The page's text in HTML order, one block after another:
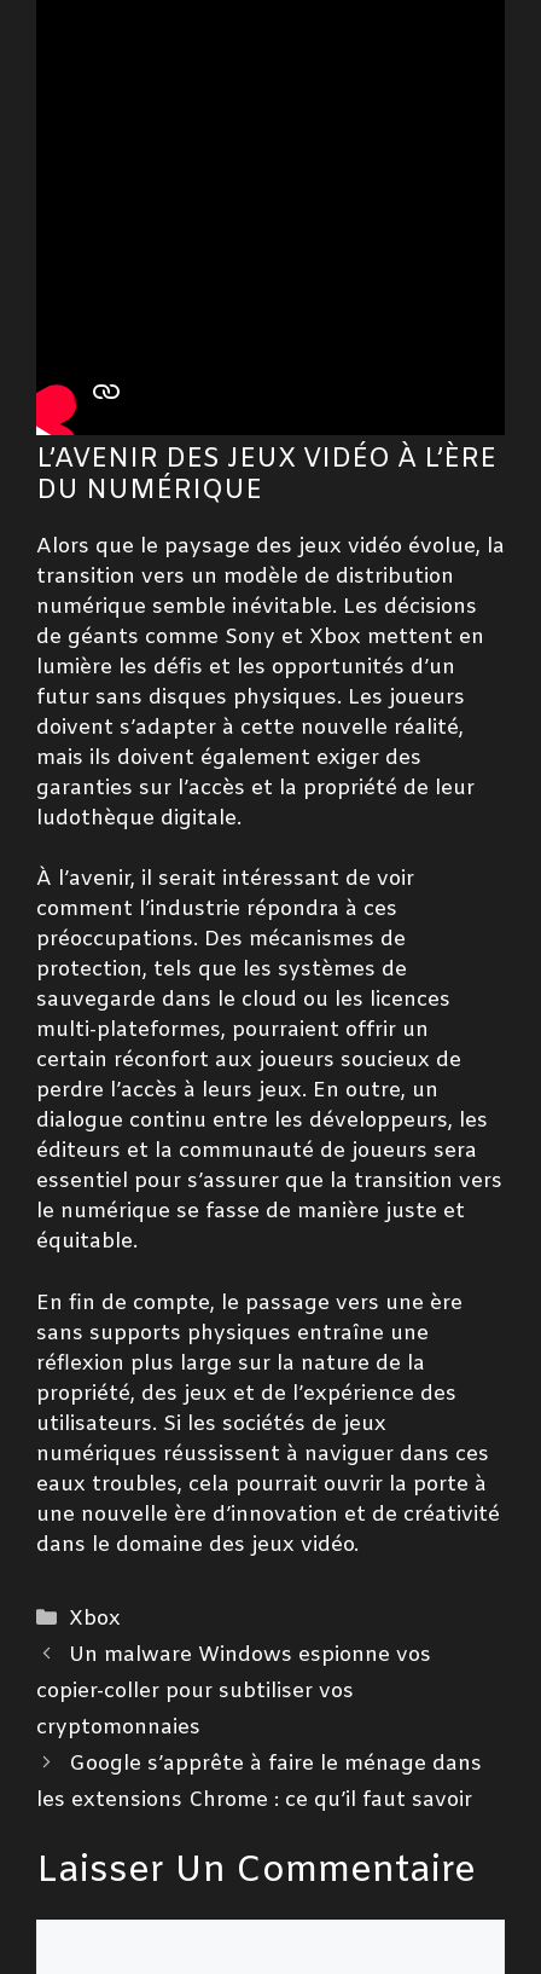
L’AVENIR DES JEUX VIDÉO À L’ÈRE
DU NUMÉRIQUE
Alors que le paysage des jeux vidéo évolue, la
transition vers un modèle de distribution
numérique semble inévitable. Les décisions
de géants comme Sony et Xbox mettent en
lumière les défis et les opportunités d’un
futur sans disques physiques. Les joueurs
doivent s’adapter à cette nouvelle réalité,
mais ils doivent également exiger des
garanties sur l’accès et la propriété de leur
ludothèque digitale.
À l’avenir, il serait intéressant de voir
comment l’industrie répondra à ces
préoccupations. Des mécanismes de
protection, tels que les systèmes de
sauvegarde dans le cloud ou les licences
multi-plateformes, pourraient offrir un
certain réconfort aux joueurs soucieux de
perdre l’accès à leurs jeux. En outre, un
dialogue continu entre les développeurs, les
éditeurs et la communauté de joueurs sera
essentiel pour s’assurer que la transition vers
le numérique se fasse de manière juste et
équitable.
En fin de compte, le passage vers une ère
sans supports physiques entraîne une
réflexion plus large sur la nature de la
propriété, des jeux et de l’expérience des
utilisateurs. Si les sociétés de jeux
numériques réussissent à naviguer dans ces
eaux troubles, cela pourrait ouvrir la porte à
une nouvelle ère d’innovation et de créativité
dans le domaine des jeux vidéo.
Catégories
Xbox
Un malware Windows espionne vos
copier-coller pour subtiliser vos
cryptomonnaies
Google s’apprête à faire le ménage dans
les extensions Chrome : ce qu’il faut savoir
Laisser Un Commentaire